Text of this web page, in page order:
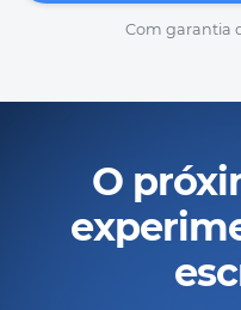
Com garantia
O